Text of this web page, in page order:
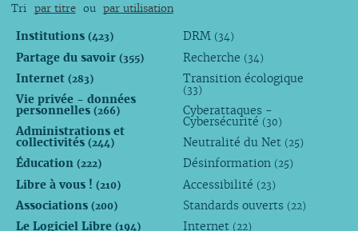
Tri par titre ou par utilisation
Institutions (423)
Partage du savoir (355)
Internet (283)
Vie privée - données
personnelles (266)
Administrations et
collectivités (244)
Éducation (222)
Libre à vous ! (210)
Associations (200)
Le Logiciel Libre (194)
DRM (34)
Recherche (34)
Transition écologique
(33)
Cyberattaques -
Cybersécurité (30)
Neutralité du Net (25)
Désinformation (25)
Accessibilité (23)
Standards ouverts (22)
Internet (22)